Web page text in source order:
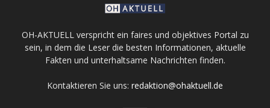
OH-AKTUELL verspricht ein faires und objektives Portal zu
sein, in dem die Leser die besten Informationen, aktuelle
Fakten und unterhaltsame Nachrichten finden.
Kontaktieren Sie uns: redaktion@ohaktuell.de